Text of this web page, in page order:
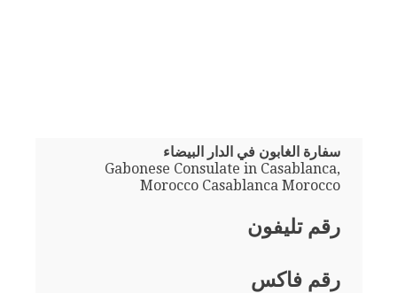
سفارة الغابون في الدار البيضاء
Gabonese Consulate in Casablanca,
Morocco Casablanca Morocco
رقم تليفون
رقم فاكس